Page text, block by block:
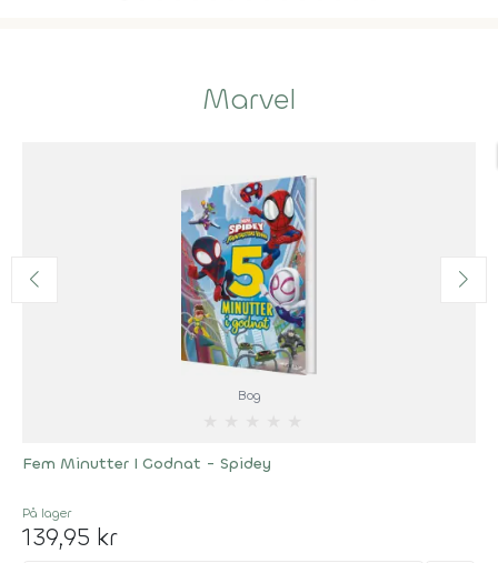
Marvel
Bog
Fem Minutter I Godnat - Spidey
På lager
139,95 kr